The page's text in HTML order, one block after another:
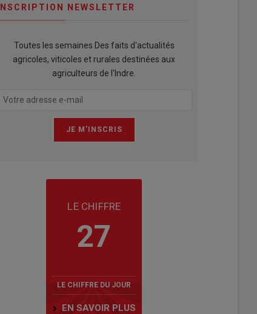
INSCRIPTION NEWSLETTER
Toutes les semaines Des faits d'actualités
agricoles, viticoles et rurales destinées aux
agriculteurs de l'Indre.
LE CHIFFRE
27
LE CHIFFRE DU JOUR
EN SAVOIR PLUS